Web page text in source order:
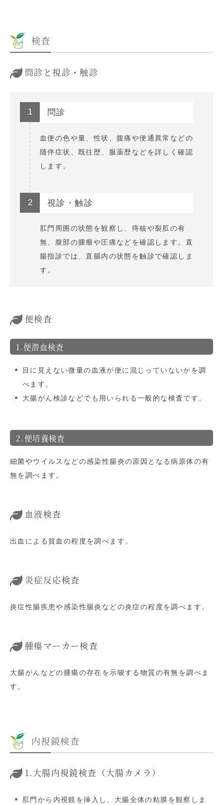
検査
問診と視診・触診
1 問診
血便の色や量、性状、腹痛や便通異常などの
随伴症状、既往歴、服薬歴などを詳しく確認
します。
2 視診・触診
肛門周囲の状態を観察し、痔核や裂肛の有
無、腹部の腫瘤や圧痛などを確認します。直
腸指診では、直腸内の状態を触診で確認しま
す。
便検査
1.便潜血検査
目に見えない微量の血液が便に混じっていないかを調
べます。
大腸がん検診などでも用いられる一般的な検査です。
2.便培養検査
細菌やウイルスなどの感染性腸炎の原因となる病原体の有
無を調べます。
血液検査
出血による貧血の程度を調べます。
炎症反応検査
炎症性腸疾患や感染性腸炎などの炎症の程度を調べます。
腫瘍マーカー検査
大腸がんなどの腫瘍の存在を示唆する物質の有無を調べま
す。
内視鏡検査
1.大腸内視鏡検査（大腸カメラ）
肛門から内視鏡を挿入し、大腸全体の粘膜を観察しま